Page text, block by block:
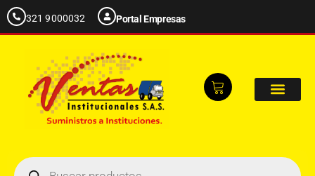
321 9000032 Portal Empresas